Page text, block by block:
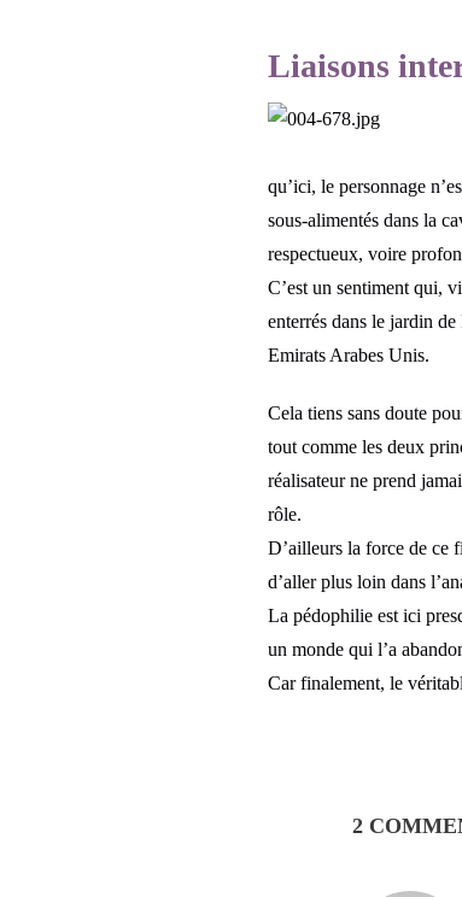
Liaisons
qu’ici, le personnage
sous-alimentés dans la
respectueux, voire
C’est un sentiment qui,
enterrés dans le jardin
Emirats Arabes Unis.
Cela tiens sans doute
tout comme les deux
réalisateur ne prend
rôle.
D’ailleurs la force de ce
d’aller plus loin dans
La pédophilie est ici
un monde qui l’a
Car finalement, le
2